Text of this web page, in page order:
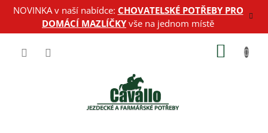
PřejítNOVINKA v naší nabídce: CHOVATELSKÉ POTŘEBY PRO
DOMÁCÍ MAZLÍČKYvše na jednom místě